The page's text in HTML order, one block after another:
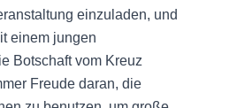
einzuladen, und
einem jungen
Botschaft vom Kreuz
Freude daran, die